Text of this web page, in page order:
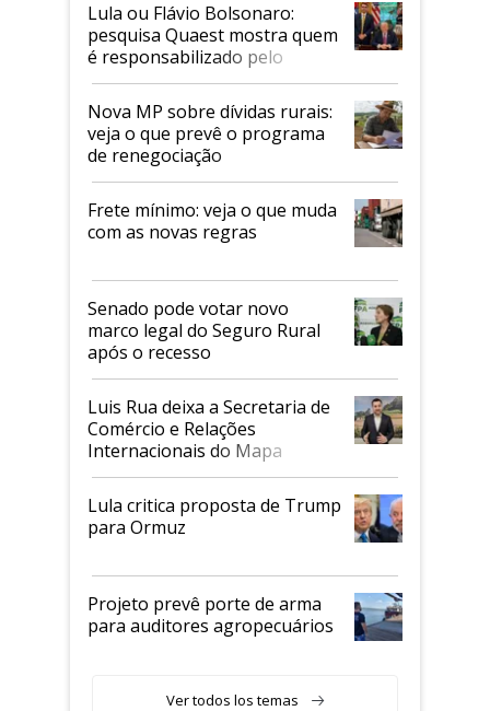
Lula ou Flávio Bolsonaro:
pesquisa Quaest mostra quem
é responsabilizado pelo
tarifaço dos EUA
Nova MP sobre dívidas rurais:
veja o que prevê o programa
de renegociação
Frete mínimo: veja o que muda
com as novas regras
Senado pode votar novo
marco legal do Seguro Rural
após o recesso
Luis Rua deixa a Secretaria de
Comércio e Relações
Internacionais do Mapa
Lula critica proposta de Trump
para Ormuz
Projeto prevê porte de arma
para auditores agropecuários
Ver todos los temas